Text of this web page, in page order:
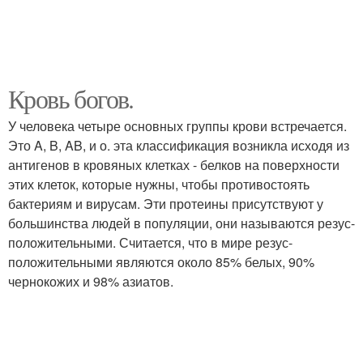
Кровь богов.
У человека четыре основных группы крови встречается.
Это A, B, AB, и о. эта классификация возникла исходя из
антигенов в кровяных клетках - белков на поверхности
этих клеток, которые нужны, чтобы противостоять
бактериям и вирусам. Эти протеины присутствуют у
большинства людей в популяции, они называются резус-
положительными. Считается, что в мире резус-
положительными являются около 85% белых, 90%
чернокожих и 98% азиатов.